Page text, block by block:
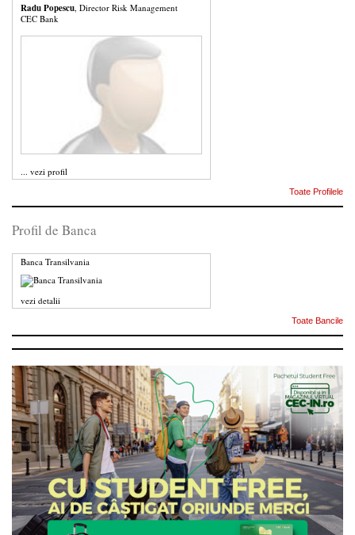
Radu Popescu , Director Risk Management
CEC Bank
... vezi profil
Toate Profilele
Profil de Banca
Banca Transilvania
vezi detalii
Toate Bancile